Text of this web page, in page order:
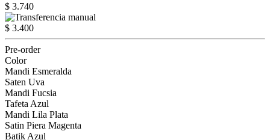
$ 3.740
$ 3.400
Pre-order
Color
Mandi Esmeralda
Saten Uva
Mandi Fucsia
Tafeta Azul
Mandi Lila Plata
Satin Piera Magenta
Batik Azul